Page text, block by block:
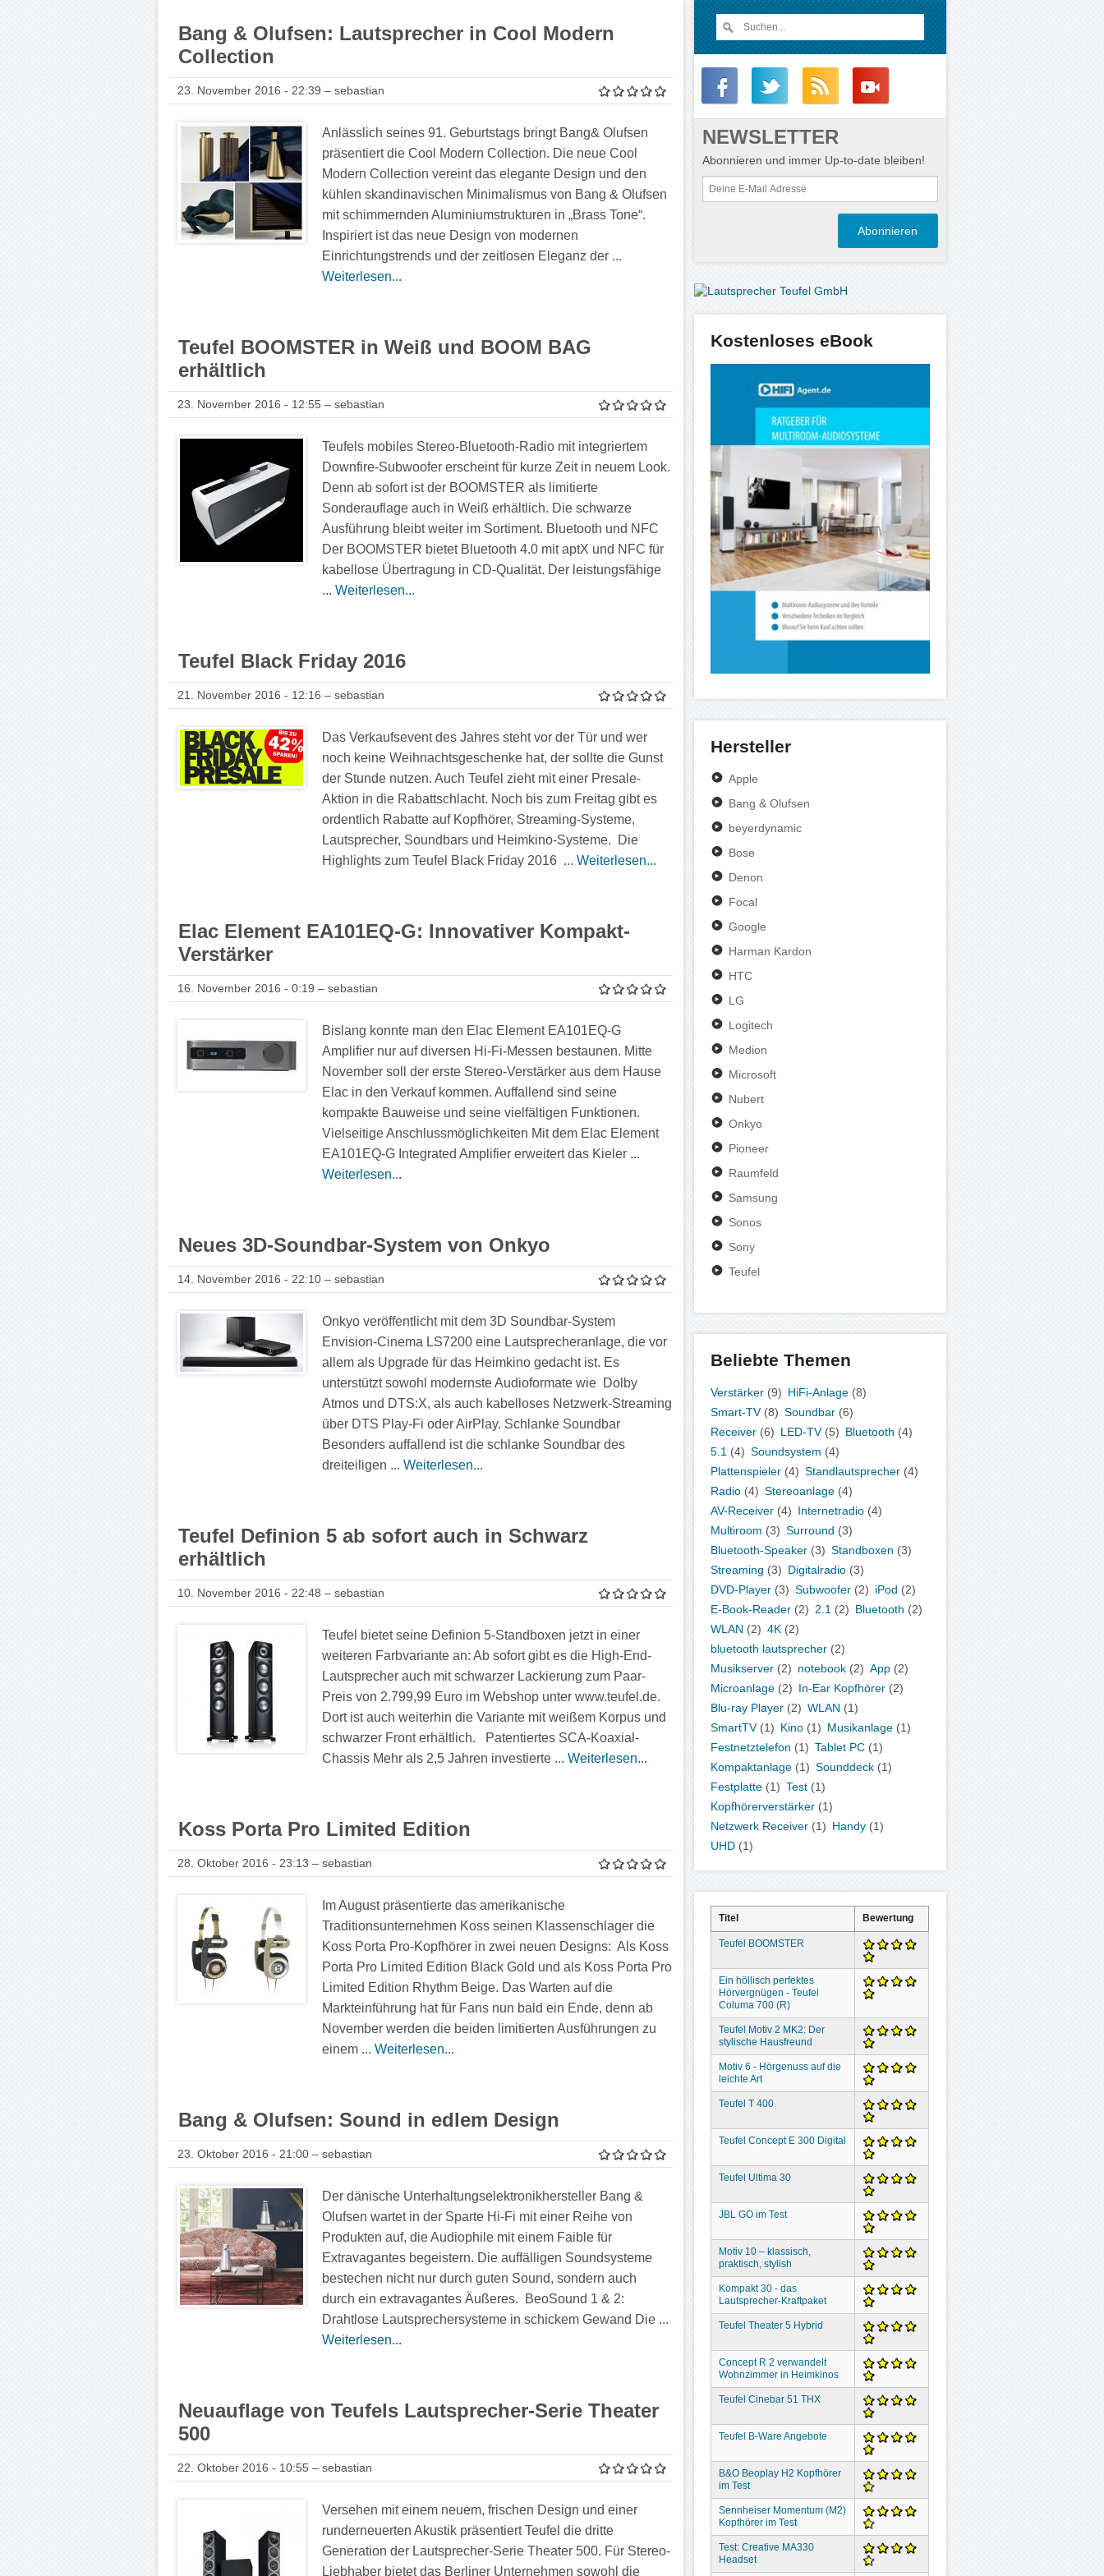
Bang & Olufsen: Lautsprecher in Cool Modern
Collection
23. November 2016 - 22:39 – sebastian
Anlässlich seines 91. Geburtstags bringt Bang& Olufsen
präsentiert die Cool Modern Collection. Die neue Cool
Modern Collection vereint das elegante Design und den
kühlen skandinavischen Minimalismus von Bang & Olufsen
mit schimmernden Aluminiumstrukturen in „Brass Tone“.
Inspiriert ist das neue Design von modernen
Einrichtungstrends und der zeitlosen Eleganz der ...
Weiterlesen...
Teufel BOOMSTER in Weiß und BOOM BAG
erhältlich
23. November 2016 - 12:55 – sebastian
Teufels mobiles Stereo-Bluetooth-Radio mit integriertem
Downfire-Subwoofer erscheint für kurze Zeit in neuem Look.
Denn ab sofort ist der BOOMSTER als limitierte
Sonderauflage auch in Weiß erhältlich. Die schwarze
Ausführung bleibt weiter im Sortiment. Bluetooth und NFC
Der BOOMSTER bietet Bluetooth 4.0 mit aptX und NFC für
kabellose Übertragung in CD-Qualität. Der leistungsfähige
...Weiterlesen...
Teufel Black Friday 2016
21. November 2016 - 12:16 – sebastian
Das Verkaufsevent des Jahres steht vor der Tür und wer
noch keine Weihnachtsgeschenke hat, der sollte die Gunst
der Stunde nutzen. Auch Teufel zieht mit einer Presale-
Aktion in die Rabattschlacht. Noch bis zum Freitag gibt es
ordentlich Rabatte auf Kopfhörer, Streaming-Systeme,
Lautsprecher, Soundbars und Heimkino-Systeme. Die
Highlights zum Teufel Black Friday 2016 ...Weiterlesen...
Elac Element EA101EQ-G: Innovativer Kompakt-
Verstärker
16. November 2016 - 0:19 – sebastian
Bislang konnte man den Elac Element EA101EQ-G
Amplifier nur auf diversen Hi-Fi-Messen bestaunen. Mitte
November soll der erste Stereo-Verstärker aus dem Hause
Elac in den Verkauf kommen. Auffallend sind seine
kompakte Bauweise und seine vielfältigen Funktionen.
Vielseitige Anschlussmöglichkeiten Mit dem Elac Element
EA101EQ-G Integrated Amplifier erweitert das Kieler ...
Weiterlesen...
Neues 3D-Soundbar-System von Onkyo
14. November 2016 - 22:10 – sebastian
Onkyo veröffentlicht mit dem 3D Soundbar-System
Envision-Cinema LS7200 eine Lautsprecheranlage, die vor
allem als Upgrade für das Heimkino gedacht ist. Es
unterstützt sowohl modernste Audioformate wie Dolby
Atmos und DTS:X, als auch kabelloses Netzwerk-Streaming
über DTS Play-Fi oder Air­Play. Schlanke Soundbar
Besonders auffallend ist die schlanke Soundbar des
dreiteiligen ...Weiterlesen...
Teufel Definion 5 ab sofort auch in Schwarz
erhältlich
10. November 2016 - 22:48 – sebastian
Teufel bietet seine Definion 5-Standboxen jetzt in einer
weiteren Farbvariante an: Ab sofort gibt es die High-End-
Lautsprecher auch mit schwarzer Lackierung zum Paar-
Preis von 2.799,99 Euro im Webshop unter www.teufel.de.
Dort ist auch weiterhin die Variante mit weißem Korpus und
schwarzer Front erhältlich. Patentiertes SCA-Koaxial-
Chassis Mehr als 2,5 Jahren investierte ...Weiterlesen...
Koss Porta Pro Limited Edition
28. Oktober 2016 - 23:13 – sebastian
Im August präsentierte das amerikanische
Traditionsunternehmen Koss seinen Klassenschlager die
Koss Porta Pro-Kopfhörer in zwei neuen Designs: Als Koss
Porta Pro Limited Edition Black Gold und als Koss Porta Pro
Limited Edition Rhythm Beige. Das Warten auf die
Markteinführung hat für Fans nun bald ein Ende, denn ab
November werden die beiden limitierten Ausführungen zu
einem ...Weiterlesen...
Bang & Olufsen: Sound in edlem Design
23. Oktober 2016 - 21:00 – sebastian
Der dänische Unterhaltungselektronikhersteller Bang &
Olufsen wartet in der Sparte Hi-Fi mit einer Reihe von
Produkten auf, die Audiophile mit einem Faible für
Extravagantes begeistern. Die auffälligen Soundsysteme
bestechen nicht nur durch guten Sound, sondern auch
durch ein extravagantes Äußeres. BeoSound 1 & 2:
Drahtlose Lautsprechersysteme in schickem Gewand Die ...
Weiterlesen...
Neuauflage von Teufels Lautsprecher-Serie Theater
500
22. Oktober 2016 - 10:55 – sebastian
Versehen mit einem neuem, frischen Design und einer
runderneuerten Akustik präsentiert Teufel die dritte
Generation der Lautsprecher-Serie Theater 500. Für Stereo-
Liebhaber bietet das Berliner Unternehmen sowohl die
NEWSLETTER
Abonnieren und immer Up-to-date bleiben!
Kostenloses eBook
Hersteller
Apple
Bang & Olufsen
beyerdynamic
Bose
Denon
Focal
Google
Harman Kardon
HTC
LG
Logitech
Medion
Microsoft
Nubert
Onkyo
Pioneer
Raumfeld
Samsung
Sonos
Sony
Teufel
Beliebte Themen
Verstärker (9) HiFi-Anlage (8)
Smart-TV (8) Soundbar (6)
Receiver (6) LED-TV (5) Bluetooth (4)
5.1 (4) Soundsystem (4)
Plattenspieler (4) Standlautsprecher (4)
Radio (4) Stereoanlage (4)
AV-Receiver (4) Internetradio (4)
Multiroom (3) Surround (3)
Bluetooth-Speaker (3) Standboxen (3)
Streaming (3) Digitalradio (3)
DVD-Player (3) Subwoofer (2) iPod (2)
E-Book-Reader (2) 2.1 (2) Bluetooth (2)
WLAN (2) 4K (2)
bluetooth lautsprecher (2)
Musikserver (2) notebook (2) App (2)
Microanlage (2) In-Ear Kopfhörer (2)
Blu-ray Player (2) WLAN (1)
SmartTV (1) Kino (1) Musikanlage (1)
Festnetztelefon (1) Tablet PC (1)
Kompaktanlage (1) Sounddeck (1)
Festplatte (1) Test (1)
Kopfhörerverstärker (1)
Netzwerk Receiver (1) Handy (1)
UHD (1)
Titel Bewertung
Teufel BOOMSTER
Ein höllisch perfektes
Hörvergnügen - Teufel
Columa 700 (R)
Teufel Motiv 2 MK2: Der
stylische Hausfreund
Motiv 6 - Hörgenuss auf die
leichte Art
Teufel T 400
Teufel Concept E 300 Digital
Teufel Ultima 30
JBL GO im Test
Motiv 10 – klassisch,
praktisch, stylish
Kompakt 30 - das
Lautsprecher-Kraftpaket
Teufel Theater 5 Hybrid
Concept R 2 verwandelt
Wohnzimmer in Heimkinos
Teufel Cinebar 51 THX
Teufel B-Ware Angebote
B&O Beoplay H2 Kopfhörer
im Test
Sennheiser Momentum (M2)
Kopfhörer im Test
Test: Creative MA330
Headset